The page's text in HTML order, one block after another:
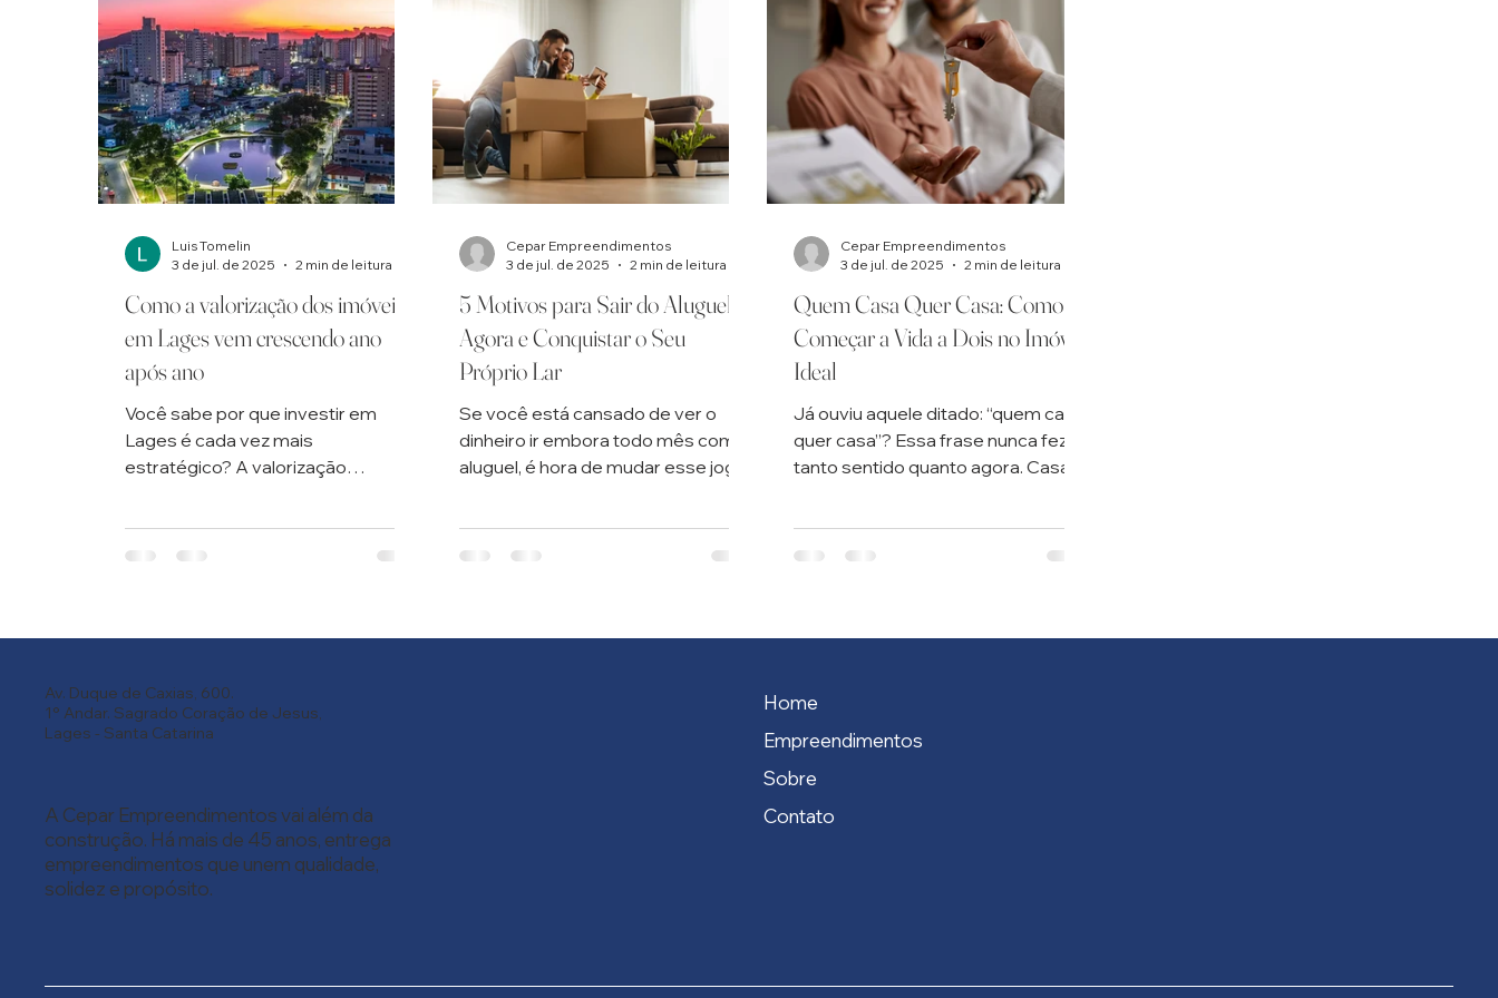
Como a valorização dos imóveis
em Lages vem crescendo ano
após ano
Você sabe por que investir em
Lages é cada vez mais
estratégico? A valorização
Luis Tomelin
3 de jul. de 2025
2 min de leitura
5 Motivos para Sair do Aluguel
Agora e Conquistar o Seu
Próprio Lar
Se você está cansado de ver o
dinheiro ir embora todo mês com o
aluguel, é hora de mudar esse jogo.
estabilidade, liberdade e
Cepar Empreendimentos
3 de jul. de 2025
2 min de leitura
Quem Casa Quer Casa: Como
Começar a Vida a Dois no Imóvel
Ideal
Já ouviu aquele ditado: “quem casa
quer casa”? Essa frase nunca fez
tanto sentido quanto agora. Casar é
Cepar Empreendimentos
3 de jul. de 2025
2 min de leitura
Av. Duque de Caxias, 600.
1° Andar. Sagrado Coração de Jesus,
Lages - Santa Catarina
A Cepar Empreendimentos vai além da
construção. Há mais de 45 anos, entrega
empreendimentos que unem qualidade,
solidez e propósito.
Home
Empreendimentos
Sobre
Contato